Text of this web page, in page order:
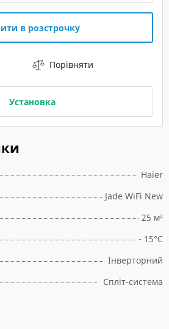
Haier
Jade WiFi New
25 м²
- 15°C
Інверторний
Спліт-система
в розстрочку
Порівняти
Установка